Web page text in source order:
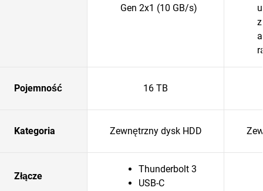
Gen 2x1 (10 GB/s)
Pojemność 16 TB
Kategoria Zewnętrzny dysk HDD
Złącze
Thunderbolt 3
USB-C